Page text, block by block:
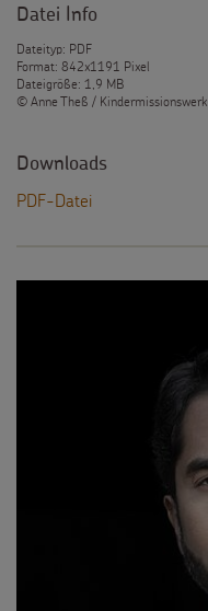
Datei Info
Dateityp: PDF
Format: 842x1191 Pixel
Dateigröße: 1,9 MB
© Anne Theß / Kindermissionswerk
Downloads
PDF-Datei